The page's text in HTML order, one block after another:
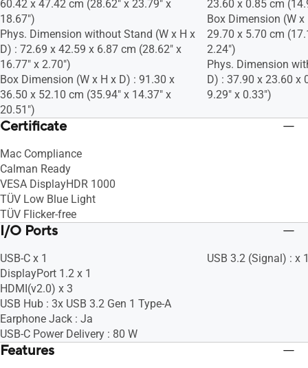
60.42 x 47.42 cm (28.62" x 23.79" x
18.67")
Phys. Dimension without Stand (W x H x
D) : 72.69 x 42.59 x 6.87 cm (28.62" x
16.77" x 2.70")
Box Dimension (W x H x D) : 91.30 x
36.50 x 52.10 cm (35.94" x 14.37" x
20.51")
23.60 x 0.85 cm
Box Dimension (W
29.70 x 5.70 cm
2.24")
Phys. Dimension
D) : 37.90 x 23.60 x
9.29" x 0.33")
Certificate
Mac Compliance
Calman Ready
VESA DisplayHDR 1000
TÜV Low Blue Light
TÜV Flicker-free
I/O Ports
USB-C x 1
DisplayPort 1.2 x 1
HDMI(v2.0) x 3
USB Hub : 3x USB 3.2 Gen 1 Type-A
Earphone Jack : Ja
USB-C Power Delivery : 80 W
USB 3.2 (Signal) : x
Features